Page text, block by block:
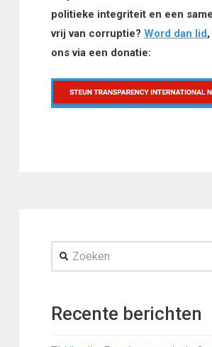
politieke integriteit en een
vrij van corruptie? Word dan lid
ons via een donatie:
Zoeken
Recente berichten